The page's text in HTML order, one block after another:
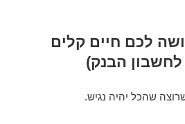
לכם חיים קלים
הבנק)
שהכל יהיה נגיש.